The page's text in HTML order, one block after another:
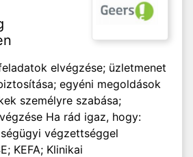
elvégzése; üzletmenet
egyéni megoldások
személyre szabása;
Ha rád igaz, hogy:
végzettséggel
KEFA; Klinikai